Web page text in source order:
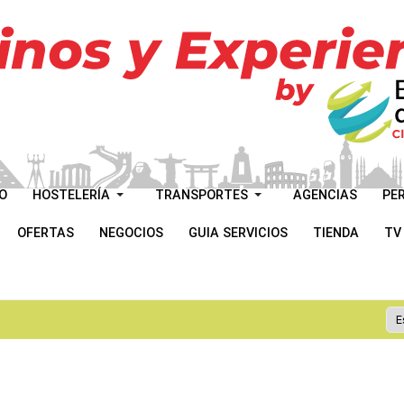
HOSTELERÍA TRANSPORTES AGENCIAS
OFERTAS NEGOCIOS GUIA SERVICIOS TIENDA TV